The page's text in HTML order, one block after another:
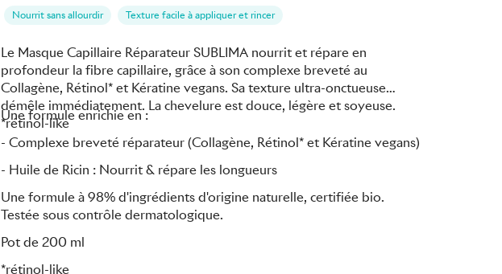
Nourrit sans allourdir Texture facile à appliquer et rincer
Le Masque Capillaire Réparateur SUBLIMA nourrit et répare en
profondeur la fibre capillaire, grâce à son complexe breveté au
Collagène, Rétinol* et Kératine vegans. Sa texture ultra-onctueuse
démêle immédiatement. La chevelure est douce, légère et soyeuse.
*rétinol-like
Une formule enrichie en :
- Complexe breveté réparateur (Collagène, Rétinol* et Kératine vegans)
- Huile de Ricin : Nourrit & répare les longueurs
Une formule à 98% d'ingrédients d'origine naturelle, certifiée bio.
Testée sous contrôle dermatologique.
Pot de 200 ml
*rétinol-like